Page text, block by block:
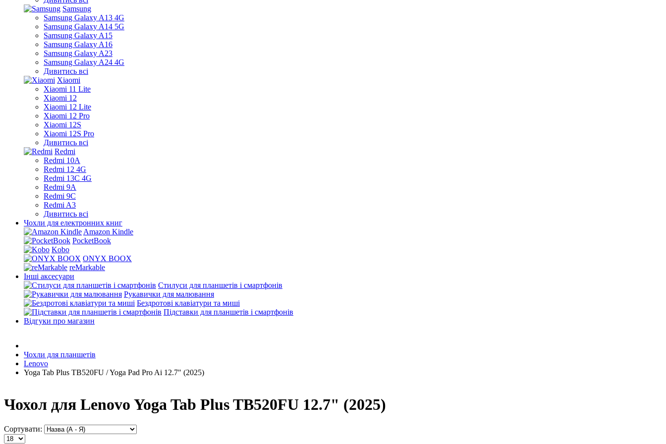
Samsung
Samsung Galaxy A13 4G
Samsung Galaxy A14 5G
Samsung Galaxy A15
Samsung Galaxy A16
Samsung Galaxy A23
Samsung Galaxy A24 4G
Дивитись всі
Xiaomi
Xiaomi 11 Lite
Xiaomi 12
Xiaomi 12 Lite
Xiaomi 12 Pro
Xiaomi 12S
Xiaomi 12S Pro
Дивитись всі
Redmi
Redmi 10A
Redmi 12 4G
Redmi 13C 4G
Redmi 9A
Redmi 9C
Redmi A3
Дивитись всі
Чохли для електронних книг
Amazon Kindle
PocketBook
Kobo
ONYX BOOX
reMarkable
Інші аксесуари
Стилуси для планшетів і смартфонів
Рукавички для малювання
Бездротові клавіатури та миші
Підставки для планшетів і смартфонів
Відгуки про магазин
Чохли для планшетів
Lenovo
Yoga Tab Plus TB520FU / Yoga Pad Pro Ai 12.7" (2025)
Чохол для Lenovo Yoga Tab Plus TB520FU 12.7" (2025)
Сортувати: